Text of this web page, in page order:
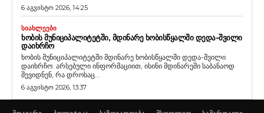
6 აგვისტო 2026, 14:25
ᲡᲘᲐᲮᲚᲔᲔᲑᲘ
ᲮᲝᲑᲘᲡ ᲛᲣᲜᲘᲪᲘᲞᲐᲚᲘᲢᲔᲢᲨᲘ, ᲛᲓᲘᲜᲐᲠᲔ ᲮᲝᲑᲘᲡᲬᲧᲐᲚᲨᲘ ᲓᲔᲓᲐ-ᲨᲕᲘᲚᲘ
ᲓᲐᲘᲮᲠᲩᲝ
ხობის მუნიციპალიტეტში მდინარე ხობისწყალში დედა-შვილი
დაიხრჩო. არსებული ინფორმაციით, ისინი მდინარეში საბანაოდ
შევიდნენ, რა დროსაც...
6 აგვისტო 2026, 13:37